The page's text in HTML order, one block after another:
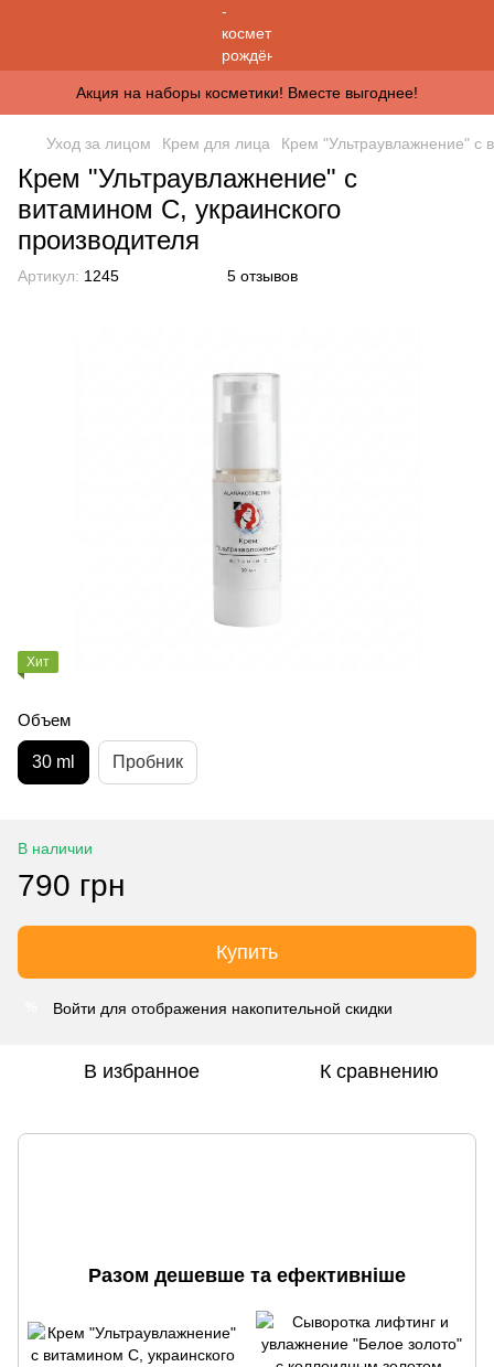
Акция на наборы косметики! Вместе выгоднее!
Уход за лицом Крем для лица Крем "Ультраувлажнение" с
Крем "Ультраувлажнение" с
витамином С, украинского
производителя
Артикул: 1245 5 отзывов
Хит
Объем
30 ml Пробник
В наличии
790 грн
Купить
Войти для отображения накопительной скидки
В избранное К сравнению
Разом дешевше та ефективніше